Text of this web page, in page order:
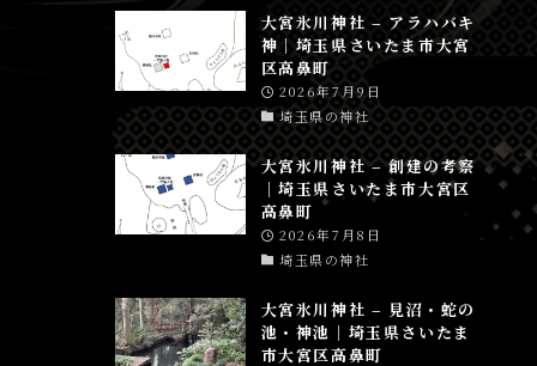
大宮氷川神社 – アラハバキ
神│埼玉県さいたま市大宮
区高鼻町
2026年7月9日
埼玉県の神社
大宮氷川神社 – 創建の考察
│埼玉県さいたま市大宮区
高鼻町
2026年7月8日
埼玉県の神社
大宮氷川神社 – 見沼・蛇の
池・神池│埼玉県さいたま
市大宮区高鼻町